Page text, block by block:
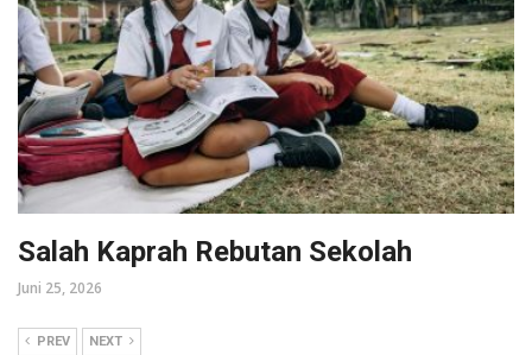
Salah Kaprah Rebutan Sekolah
Juni 25, 2026
PREV NEXT